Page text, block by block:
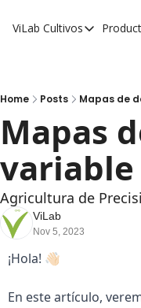
ViLab Cultivos
Cultivos
Olivos
Cítricos
Cerezos
Almendros
Avellanos
Home Posts Mapas de
Mapas
variable
Agricultura de
ViLab
Nov 5, 2023
¡Hola! 👋🏻
En este artículo,